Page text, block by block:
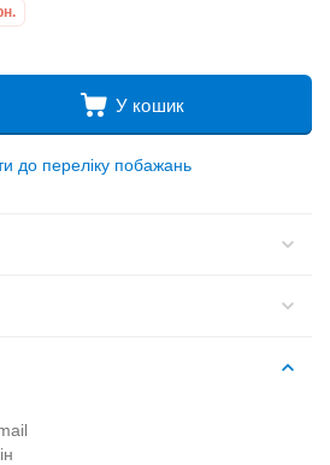
У кошик
до переліку побажань